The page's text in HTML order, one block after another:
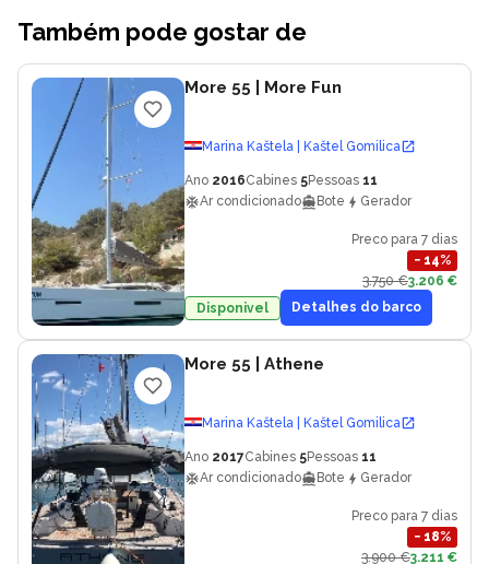
Também pode gostar de
More 55 | More Fun
Marina Kaštela | Kaštel Gomilica
Ano 2016Cabines 5Pessoas 11
Ar condicionado
Bote Gerador
Preco para 7 dias
− 14%
3.750 €3.206 €
Disponivel
Detalhes do barco
More 55 | Athene
Marina Kaštela | Kaštel Gomilica
Ano 2017Cabines 5Pessoas 11
Ar condicionado
Bote Gerador
Preco para 7 dias
− 18%
3.900 €3.211 €